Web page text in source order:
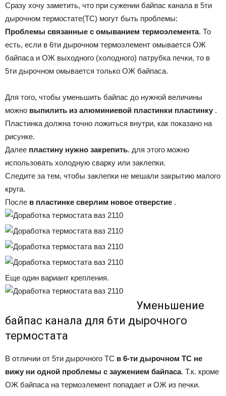
Сразу хочу заметить, что при сужении байпас канала в 5ти
дырочном термостате(ТС) могут быть проблемы:
Проблемы связанные с омыванием термоэлемента. То
есть, если в 6ти дырочном термоэлемент омывается ОЖ
байпаса и ОЖ выходного (холодного) патрубка печки, то в
5ти дырочном омывается только ОЖ байпаса.
Для того, чтобы уменьшить байпас до нужной величины
можно выпилить из алюминиевой пластинки пластинку .
Пластинка должна точно ложиться внутри, как показано на
рисунке.
Далее пластину нужно закрепить. для этого можно
использовать холодную сварку или заклепки.
Следите за тем, чтобы заклепки не мешали закрытию малого
круга.
После в пластинке сверлим новое отверстие .
Еще один вариант крепления.
Уменьшение
байпас канала для 6ти дырочного
термостата
В отличии от 5ти дырочного ТС в 6-ти дырочном ТС не
вижу ни одной проблемы с заужением байпаса. Т.к. кроме
ОЖ байпаса на термоэлемент попадает и ОЖ из печки.